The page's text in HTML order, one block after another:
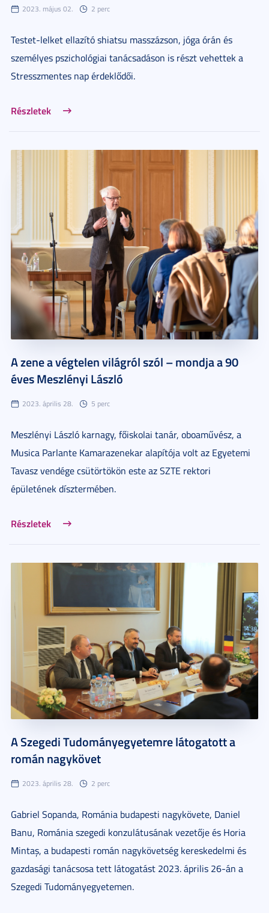
2023. május 02. 2 perc
Testet-lelket ellazító shiatsu masszázson, jóga órán és
személyes pszichológiai tanácsadáson is részt vehettek a
Stresszmentes nap érdeklődői.
Részletek
A zene a végtelen világról szól – mondja a 90
éves Meszlényi László
2023. április 28. 5 perc
Meszlényi László karnagy, főiskolai tanár, oboaművész, a
Musica Parlante Kamarazenekar alapítója volt az Egyetemi
Tavasz vendége csütörtökön este az SZTE rektori
épületének dísztermében.
Részletek
A Szegedi Tudományegyetemre látogatott a
román nagykövet
2023. április 28. 2 perc
Gabriel Sopanda, Románia budapesti nagykövete, Daniel
Banu, Románia szegedi konzulátusának vezetője és Horia
Mintaș, a budapesti román nagykövetség kereskedelmi és
gazdasági tanácsosa tett látogatást 2023. április 26-án a
Szegedi Tudományegyetemen.